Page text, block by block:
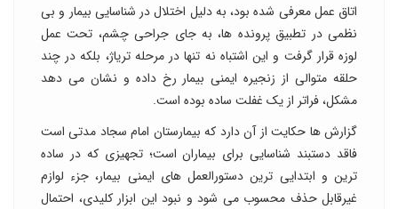
اتاق عمل معرفی شده بود، به دلیل اختلال در شناسایی بیمار و بی
نظمی در تطبیق پرونده ها، به جای جراحی چشم، تحت عمل
لوزه قرار گرفت و این اشتباه نه تنها در مرحله تریاژ، بلکه در چند
حلقه متوالی از زنجیره ایمنی بیمار رخ داده و نشان می دهد
مشکل، فراتر از یک غفلت ساده بوده است.
گزارش ها حکایت از آن دارد که بیمارستان امام سجاد مدتی است
فاقد دستبند شناسایی برای بیماران است؛ تجهیزی که در ساده
ترین و ابتدایی ترین دستورالعمل های ایمنی بیمار، جزء لوازم
غیرقابل حذف محسوب می شود و نبود این ابزار کلیدی، احتمال